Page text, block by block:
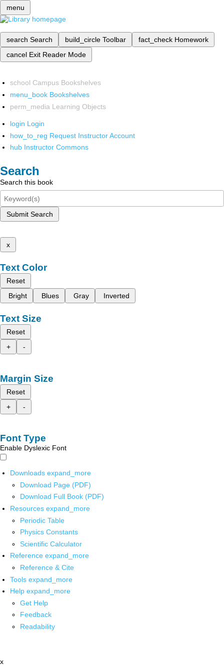
menu
search Search build_circle Toolbar fact_check Homework
cancel Exit Reader Mode
school Campus Bookshelves
menu_book Bookshelves
perm_media Learning Objects
login Login
how_to_reg Request Instructor Account
hub Instructor Commons
Search
Search this book
Submit Search
x
Text Color
Reset
Bright
Blues Gray Inverted
Text Size
Reset
+
-
Margin Size
Reset
+
-
Font Type
Enable Dyslexic Font
Downloads expand_more
Download Page (PDF)
Download Full Book (PDF)
Resources expand_more
Periodic Table
Physics Constants
Scientific Calculator
Reference expand_more
Reference & Cite
Tools expand_more
Help expand_more
Get Help
Feedback
Readability
x